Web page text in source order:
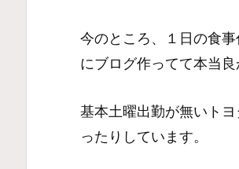
今のところ、１日の食
にブログ作ってて本当
基本土曜出勤が無いト
ったりしています。